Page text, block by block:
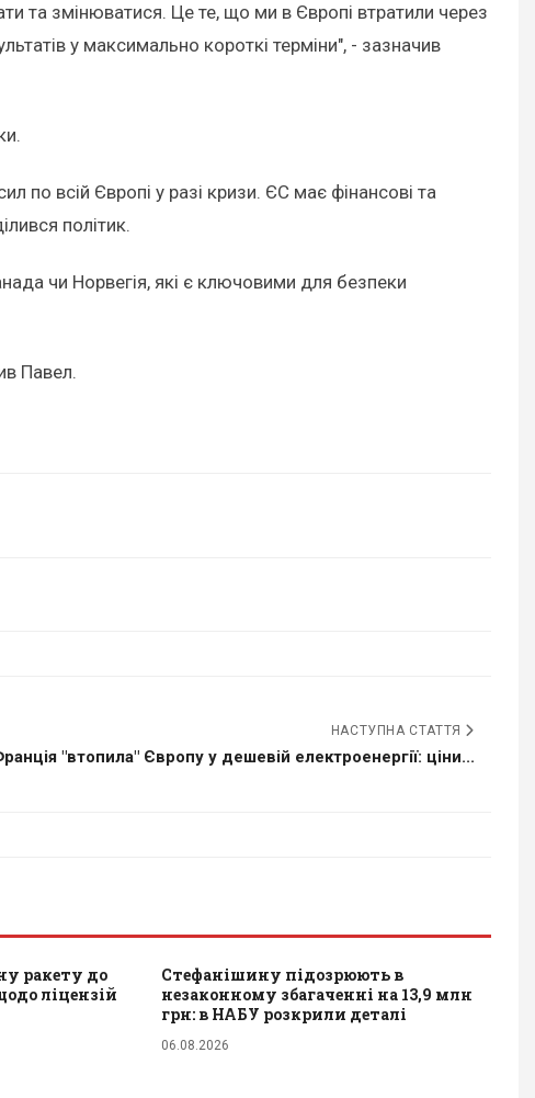
та змінюватися. Це те, що ми в Європі втратили через
у максимально короткі терміни", - зазначив
по всій Європі у разі кризи. ЄС має фінансові та
політик.
чи Норвегія, які є ключовими для безпеки
Павел.
НАСТУПНА СТАТТЯ
"втопила" Європу у дешевій електроенергії: ціни...
ракету до
ліцензій
Стефанішину підозрюють в
незаконному збагаченні на 13,9 млн
грн: в НАБУ розкрили деталі
06.08.2026